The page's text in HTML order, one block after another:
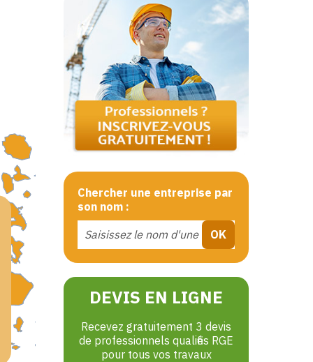
Chercher une entreprise par
son nom :
DEVIS EN LIGNE
Recevez gratuitement 3 devis
de professionnels qualifiés RGE
pour tous vos travaux